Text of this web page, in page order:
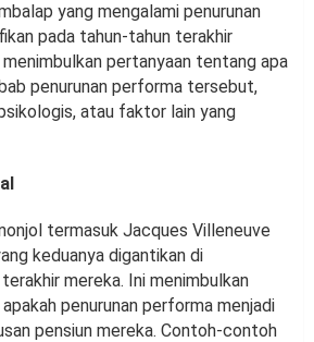
yang mengalami penurunan
pada tahun-tahun terakhir
menimbulkan pertanyaan tentang apa
penurunan performa tersebut,
atau faktor lain yang
termasuk Jacques Villeneuve
keduanya digantikan di
mereka. Ini menimbulkan
penurunan performa menjadi
pensiun mereka. Contoh-contoh